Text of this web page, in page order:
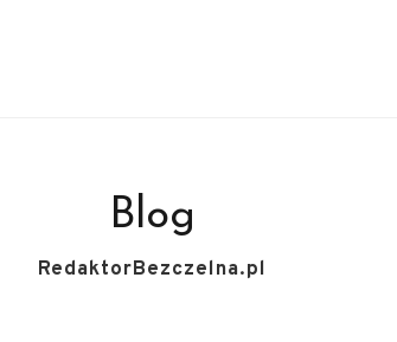
Blog
RedaktorBezczelna.pl